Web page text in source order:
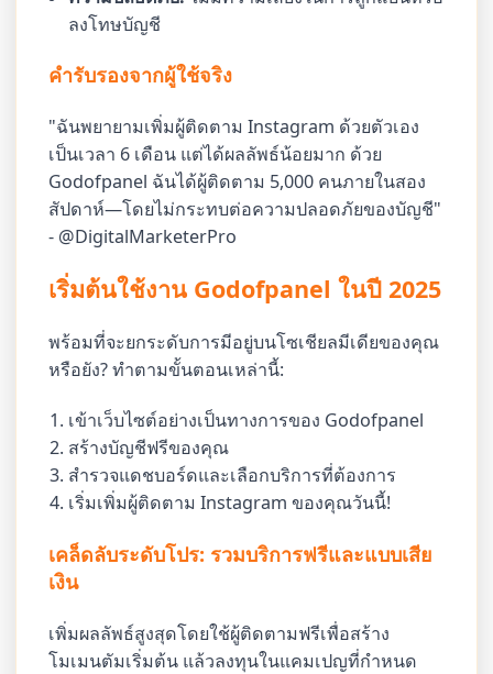
ลงโทษบัญชี
คำรับรองจากผู้ใช้จริง
"ฉันพยายามเพิ่มผู้ติดตาม Instagram ด้วยตัวเอง
เป็นเวลา 6 เดือน แต่ได้ผลลัพธ์น้อยมาก ด้วย
Godofpanel ฉันได้ผู้ติดตาม 5,000 คนภายในสอง
สัปดาห์—โดยไม่กระทบต่อความปลอดภัยของบัญชี"
- @DigitalMarketerPro
เริ่มต้นใช้งาน Godofpanel ในปี 2025
พร้อมที่จะยกระดับการมีอยู่บนโซเชียลมีเดียของคุณ
หรือยัง? ทำตามขั้นตอนเหล่านี้:
เข้าเว็บไซต์อย่างเป็นทางการของ Godofpanel
สร้างบัญชีฟรีของคุณ
สำรวจแดชบอร์ดและเลือกบริการที่ต้องการ
เริ่มเพิ่มผู้ติดตาม Instagram ของคุณวันนี้!
เคล็ดลับระดับโปร: รวมบริการฟรีและแบบเสีย
เงิน
เพิ่มผลลัพธ์สูงสุดโดยใช้ผู้ติดตามฟรีเพื่อสร้าง
โมเมนตัมเริ่มต้น แล้วลงทุนในแคมเปญที่กำหนด